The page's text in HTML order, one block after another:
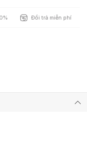
Đổi trả miễn phí